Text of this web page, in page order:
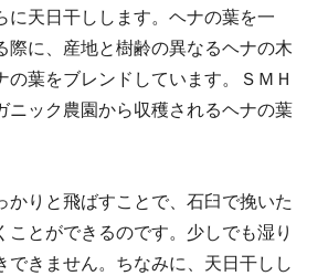
に天日干しします。ヘナの葉を一
際に、産地と樹齢の異なるヘナの木
の葉をブレンドしています。ＳＭＨ
ニック農園から収穫されるヘナの葉
かりと飛ばすことで、石臼で挽いた
ことができるのです。少しでも湿り
できません。ちなみに、天日干しし